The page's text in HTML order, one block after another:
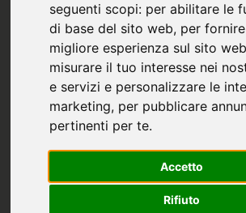
seguenti scopi: per abilitare le
di base del sito web, per
migliore esperienza sul sito web
misurare il tuo interesse nei
e servizi e personalizzare le
marketing, per pubblicare
pertinenti per te.
Accetto
Rifiuto